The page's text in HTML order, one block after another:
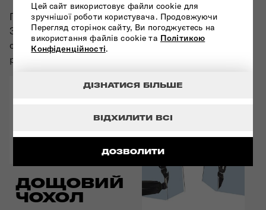
Цей сайт використовує файли cookie для
зручнішої роботи користувача. Продовжуючи
Перегляд сторінок сайту, Ви погоджуєтесь на
використання файлів cookie та Політикою
Конфіденційності.
ДОЗВОЛИТИ
ВІДХИЛИТИ ВСІ
ДІЗНАТИСЯ БІЛЬШЕ
Подорожуйте безпечно вдень і вночі!
Залишайтеся помітними в будь-який час завдяки
світловідбивним елементам на передній частині
рюкзака.
ДОЩОВИЙ
ЧОХОЛ